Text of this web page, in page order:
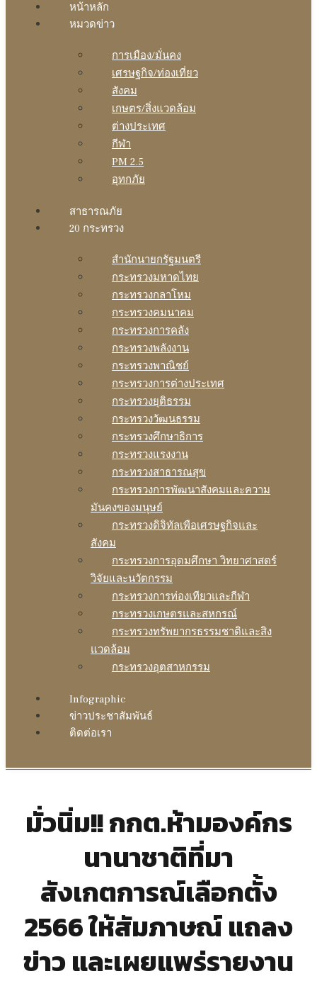
หน้าหลัก
หมวดข่าว
การเมือง/มั่นคง
เศรษฐกิจ/ท่องเที่ยว
สังคม
เกษตร/สิ่งแวดล้อม
ต่างประเทศ
กีฬา
PM 2.5
อุทกภัย
สาธารณภัย
20 กระทรวง
สํานักนายกรัฐมนตรี
กระทรวงมหาดไทย
กระทรวงกลาโหม
กระทรวงคมนาคม
กระทรวงการคลัง
กระทรวงพลังงาน
กระทรวงพาณิชย์
กระทรวงการต่างประเทศ
กระทรวงยุติธรรม
กระทรวงวัฒนธรรม
กระทรวงศึกษาธิการ
กระทรวงแรงงาน
กระทรวงสาธารณสุข
กระทรวงการพัฒนาสังคมและความ
มันคงของมนุษย์
กระทรวงดิจิทัลเพือเศรษฐกิจและ
สังคม
กระทรวงการอุดมศึกษา วิทยาศาสตร์
วิจัยและนวัตกรรม
กระทรวงการท่องเทียวและกีฬา
กระทรวงเกษตรและสหกรณ์
กระทรวงทรัพยากรธรรมชาติและสิง
แวดล้อม
กระทรวงอุตสาหกรรม
Infographic
ข่าวประชาสัมพันธ์
ติดต่อเรา
มั่วนิ่ม!! กกต.ห้ามองค์กร
นานาชาติที่มา
สังเกตการณ์เลือกตั้ง
2566 ให้สัมภาษณ์ แถลง
ข่าว และเผยแพร่รายงาน